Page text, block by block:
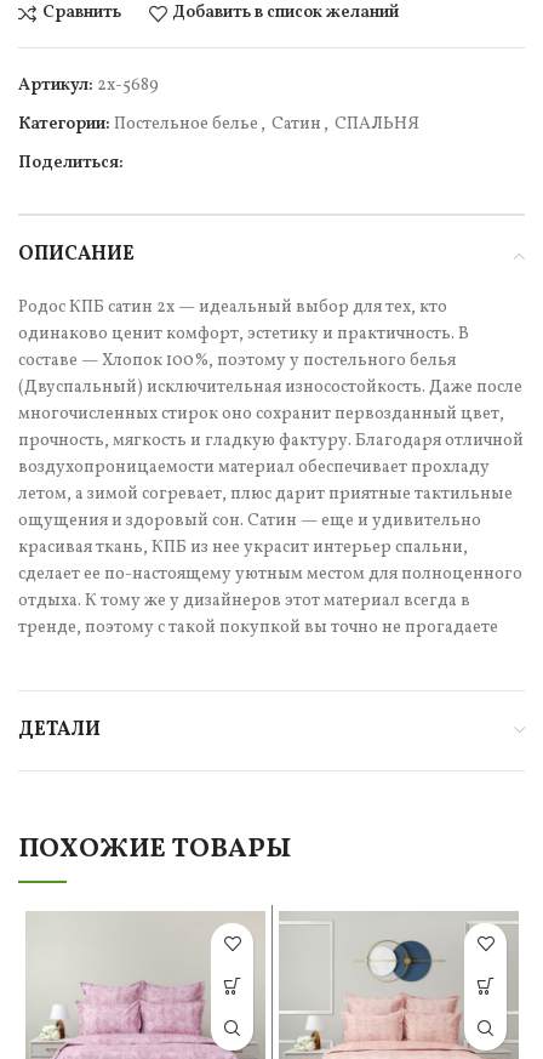
Сравнить Добавить в список желаний
Артикул: 2х-5689
Категории: Постельное белье , Сатин , СПАЛЬНЯ
Поделиться:
ОПИСАНИЕ
Родос КПБ сатин 2х — идеальный выбор для тех, кто
одинаково ценит комфорт, эстетику и практичность. В
составе — Хлопок 100%, поэтому у постельного белья
(Двуспальный) исключительная износостойкость. Даже после
многочисленных стирок оно сохранит первозданный цвет,
прочность, мягкость и гладкую фактуру. Благодаря отличной
воздухопроницаемости материал обеспечивает прохладу
летом, а зимой согревает, плюс дарит приятные тактильные
ощущения и здоровый сон. Сатин — еще и удивительно
красивая ткань, КПБ из нее украсит интерьер спальни,
сделает ее по-настоящему уютным местом для полноценного
отдыха. К тому же у дизайнеров этот материал всегда в
тренде, поэтому с такой покупкой вы точно не прогадаете
ДЕТАЛИ
ПОХОЖИЕ ТОВАРЫ